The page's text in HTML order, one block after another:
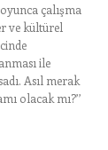
çalışma
ve kültürel
ile
Asıl merak
olacak mı?’’